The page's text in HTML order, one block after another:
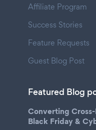
Affiliate Program
Success Stories
Feature Requests
Guest Blog Post
Featured Blog
Converting
Black Friday &